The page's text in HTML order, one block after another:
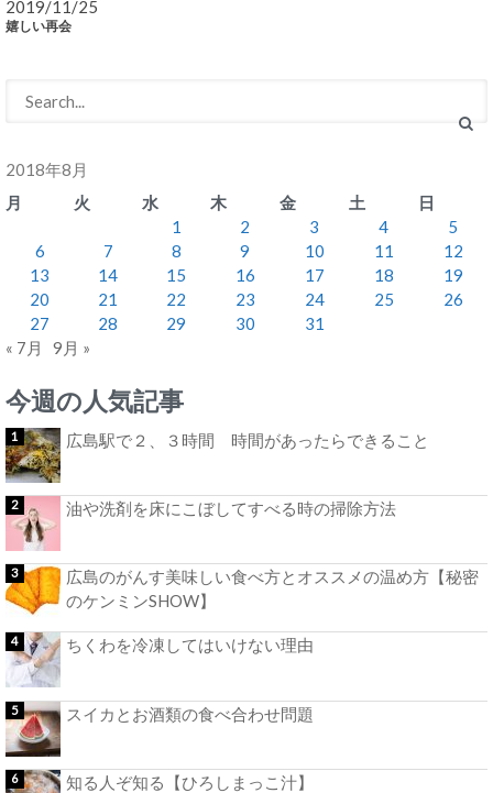
2019/11/25
嬉しい再会
2018年8月
月
火 水 木 金 土
日
1
2 3 4
5
6
7 8 9 10 11
12
13
14 15 16 17 18
19
20
21 22 23 24 25
26
27
28 29 30
31
« 7月
9月 »
今週の人気記事
広島駅で２、３時間 時間があったらできること
油や洗剤を床にこぼしてすべる時の掃除方法
広島のがんす美味しい食べ方とオススメの温め方【秘密
のケンミンSHOW】
ちくわを冷凍してはいけない理由
スイカとお酒類の食べ合わせ問題
知る人ぞ知る【ひろしまっこ汁】